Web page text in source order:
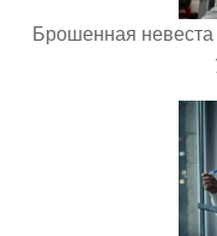
Брошенная